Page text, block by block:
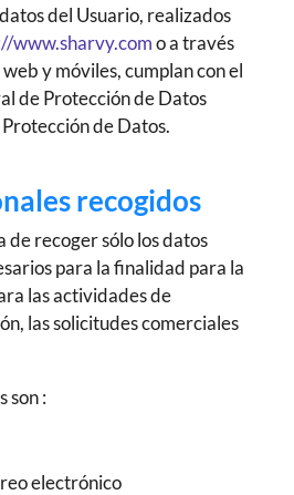
del Usuario, realizados
www.sharvy.como a través
y móviles, cumplan con el
de Protección de Datos
de Datos.
recogidos
de recoger sólo los datos
para la finalidad para la
las actividades de
las solicitudes comerciales
son :
electrónico